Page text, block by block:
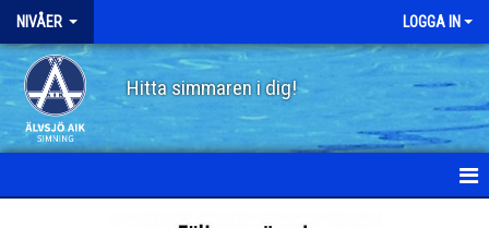
NIVÅER LOGGA IN
Hitta simmaren i dig!